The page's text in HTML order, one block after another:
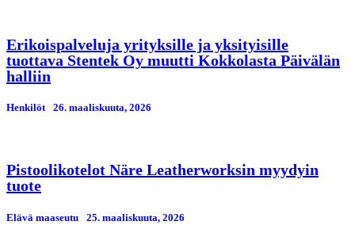
Erikoispalveluja yrityksille ja yksityisille
tuottava Stentek Oy muutti Kokkolasta Päivälän
halliin
Henkilöt 26. maaliskuuta, 2026
Pistoolikotelot Näre Leatherworksin myydyin
tuote
Elävä maaseutu 25. maaliskuuta, 2026